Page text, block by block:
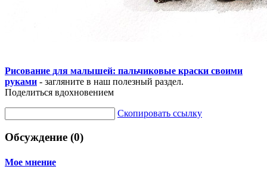
Рисование для малышей: пальчиковые краски своими
руками - загляните в наш полезный раздел.
Поделиться вдохновением
Скопировать ссылку
Обсуждение (0)
Мое мнение